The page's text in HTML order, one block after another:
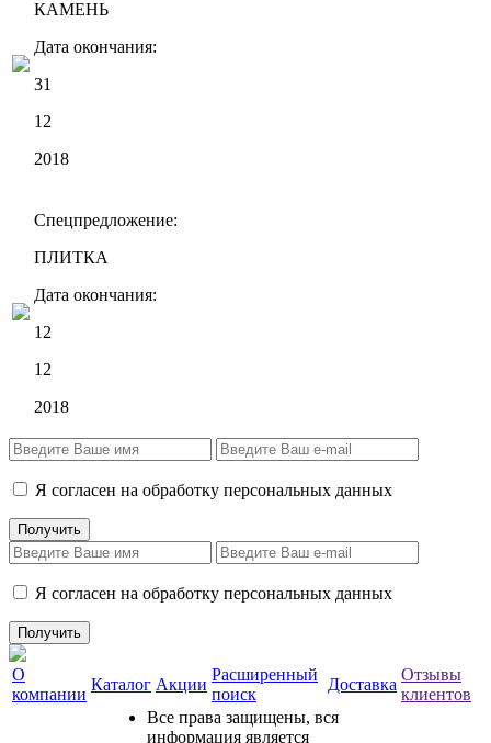
КАМЕНЬ
Дата окончания:
31
12
2018
Спецпредложение:
ПЛИТКА
Дата окончания:
12
12
2018
Я согласен на обработку персональных данных
Я согласен на обработку персональных данных
О
компании
Каталог Акции
Расширенный
поиск
Доставка
Отзывы
клиентов
Все права защищены, вся
информация является